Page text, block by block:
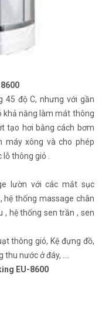
45 độ C, nhưng với gần
khả năng làm mát thông
tạo hơi bằng cách bơm
máy xông và cho phép
thông gió .
lườn với các mắt sục
hệ thống massage chân
, hệ thống sen trần , sen
thông gió, Kệ đựng đồ,
thu nước ở đáy, ....
EU-8600